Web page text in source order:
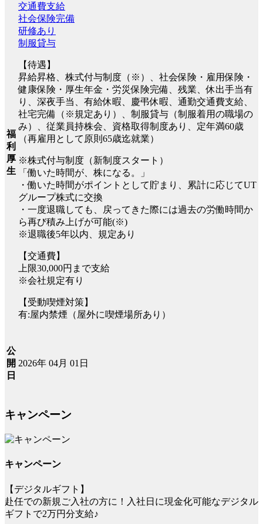
福
利
厚
生
交通費支給
社会保険完備
研修あり
制服貸与
【待遇】
昇給昇格、株式付与制度（※）、社会保険・雇用保険・
健康保険・厚生年金・労災保険完備、残業、休出手当有
り、深夜手当、有給休暇、慶弔休暇、通勤交通費支給、
社宅完備（※規定あり）、制服貸与（制服着用の職場の
み）、従業員持株会、資格取得制度あり、定年満60歳
（再雇用として原則65歳迄就業）
※株式付与制度（新制度スタート）
「働いた時間が、株になる。」
・働いた時間がポイントとして貯まり、累計に応じてUT
グループ株式に交換
・一度退職しても、戻ってきた際には過去の労働時間か
ら再び積み上げが可能(※)
※退職後5年以内、規定あり
【交通費】
上限30,000円まで支給
※会社規定有り
【受動喫煙対策】
有:屋内禁煙（屋外に喫煙場所あり）
公
開
日
2026年 04月 01日
キャンペーン
キャンペーン
【デジタルギフト】
赴任での新規ご入社の方に！入社日に現金化可能なデジタル
ギフトで2万円分支給♪